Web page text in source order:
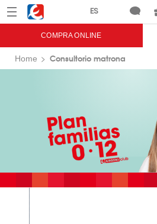
Menú Eroski
COMPRA ONLINE
Home Consultorio matrona